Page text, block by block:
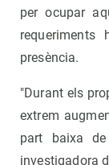
per ocupar
requeriments
presència.
"Durant els
extrem
part baixa
investigadora